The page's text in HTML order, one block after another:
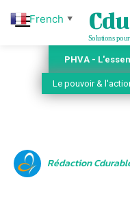
Solutions
PHVA -
Le pouvoir &
Rédaction
French ▼